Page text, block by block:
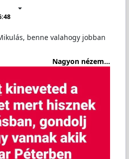
benne valahogy jobban
Nagyon nézem...